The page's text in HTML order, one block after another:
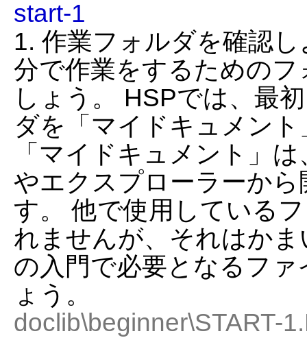
start-1
1. 作業フォルダを確認
分で作業をするための
しょう。 HSPでは、最
ダを「マイドキュメン
「マイドキュメント」
やエクスプローラーか
す。 他で使用している
れませんが、それはか
の入門で必要となるフ
ょう。
doclib\beginner\START-